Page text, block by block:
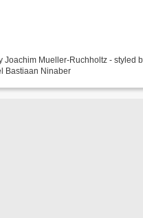
Joachim Mueller-Ruchholtz - styled
Bastiaan Ninaber